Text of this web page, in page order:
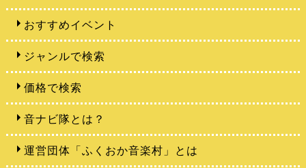
おすすめイベント
ジャンルで検索
価格で検索
音ナビ隊とは？
運営団体「ふくおか音楽村」とは